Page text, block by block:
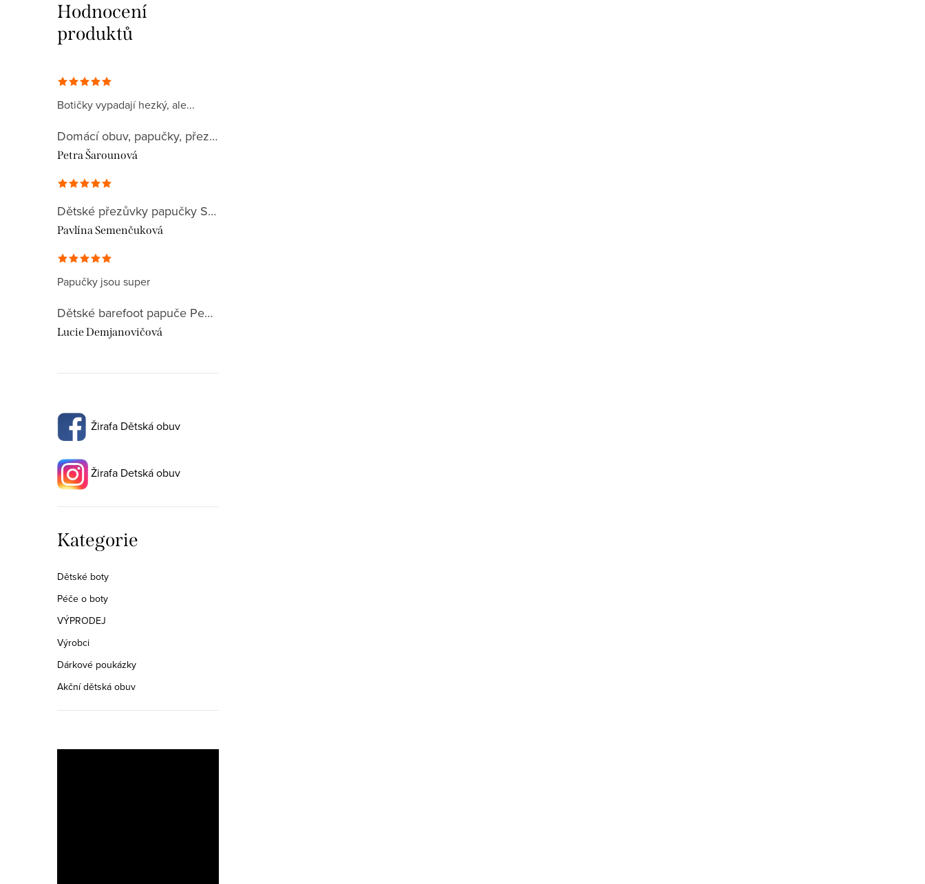
Hodnocení
produktů
Botičky vypadají hezký, ale...
Domácí obuv, papučky, přezůvky, plátěnky 032CA
Petra Šarounová
Dětské přezůvky papučky Superfit 1-000279-8090 BILL
Pavlína Semenčuková
Papučky jsou super
Dětské barefoot papuče Pegres BF 01 dinosaurus
Lucie Demjanovičová
Žirafa Dětská obuv
Žirafa Detská obuv
Přeskočit
kategorie
Kategorie
Dětské boty
Péče o boty
VÝPRODEJ
Výrobci
Dárkové poukázky
Akční dětská obuv